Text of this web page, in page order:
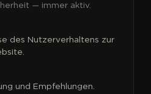
— immer aktiv.
des Nutzerverhaltens zur
und Empfehlungen.